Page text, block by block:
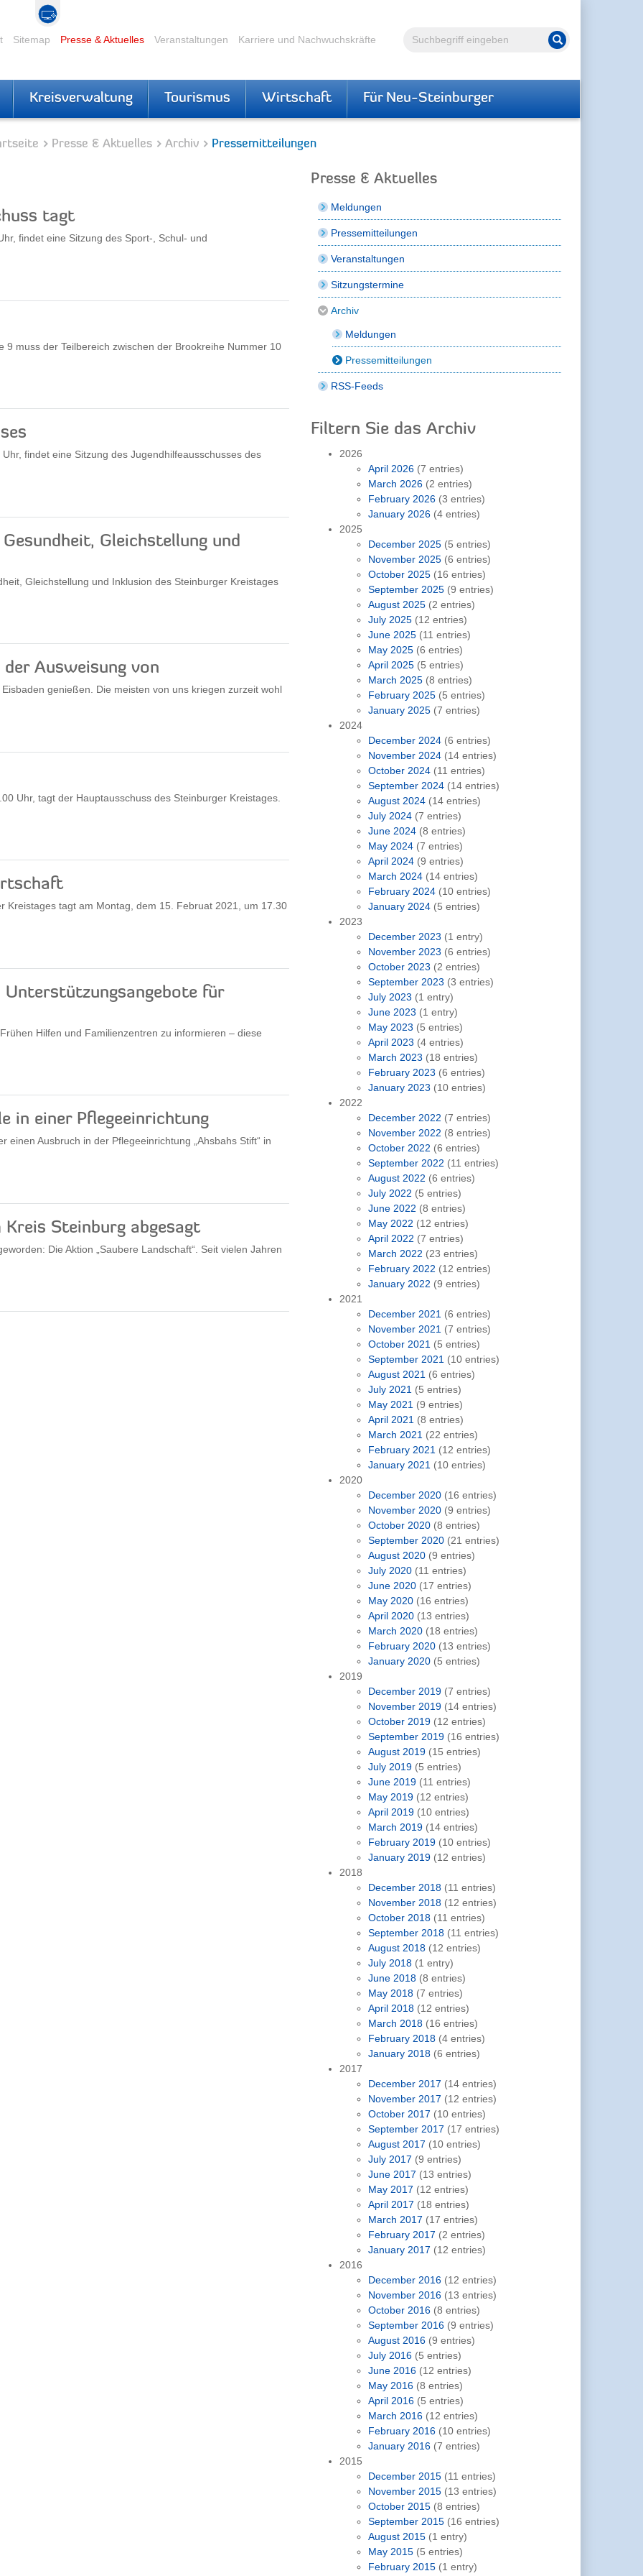
Volltextsuche Suche starten
Sitemap Presse & Aktuelles Veranstaltungen Karriere und Nachwuchskräfte
Kreisverwaltung Tourismus Wirtschaft Für Neu-Steinburger
Presse & Aktuelles Archiv Pressemitteilungen
tagt
findet eine Sitzung des Sport-, Schul- und
muss der Teilbereich zwischen der Brookreihe Nummer 10
findet eine Sitzung des Jugendhilfeausschusses des
Gleichstellung und
Gleichstellung und Inklusion des Steinburger Kreistages
Ausweisung von
genießen. Die meisten von uns kriegen zurzeit wohl
Uhr, tagt der Hauptausschuss des Steinburger Kreistages.
Kreistages tagt am Montag, dem 15. Februat 2021, um 17.30
für
Hilfen und Familienzentren zu informieren – diese
in einer Pflegeeinrichtung
Ausbruch in der Pflegeeinrichtung „Ahsbahs Stift“ in
Steinburg abgesagt
Die Aktion „Saubere Landschaft“. Seit vielen Jahren
Presse & Aktuelles
Meldungen
Pressemitteilungen
Veranstaltungen
Sitzungstermine
Archiv
Meldungen
Pressemitteilungen
RSS-Feeds
Filtern Sie das Archiv
2026
April 2026 (7 entries)
March 2026 (2 entries)
February 2026 (3 entries)
January 2026 (4 entries)
2025
December 2025 (5 entries)
November 2025 (6 entries)
October 2025 (16 entries)
September 2025 (9 entries)
August 2025 (2 entries)
July 2025 (12 entries)
June 2025 (11 entries)
May 2025 (6 entries)
April 2025 (5 entries)
March 2025 (8 entries)
February 2025 (5 entries)
January 2025 (7 entries)
2024
December 2024 (6 entries)
November 2024 (14 entries)
October 2024 (11 entries)
September 2024 (14 entries)
August 2024 (14 entries)
July 2024 (7 entries)
June 2024 (8 entries)
May 2024 (7 entries)
April 2024 (9 entries)
March 2024 (14 entries)
February 2024 (10 entries)
January 2024 (5 entries)
2023
December 2023 (1 entry)
November 2023 (6 entries)
October 2023 (2 entries)
September 2023 (3 entries)
July 2023 (1 entry)
June 2023 (1 entry)
May 2023 (5 entries)
April 2023 (4 entries)
March 2023 (18 entries)
February 2023 (6 entries)
January 2023 (10 entries)
2022
December 2022 (7 entries)
November 2022 (8 entries)
October 2022 (6 entries)
September 2022 (11 entries)
August 2022 (6 entries)
July 2022 (5 entries)
June 2022 (8 entries)
May 2022 (12 entries)
April 2022 (7 entries)
March 2022 (23 entries)
February 2022 (12 entries)
January 2022 (9 entries)
2021
December 2021 (6 entries)
November 2021 (7 entries)
October 2021 (5 entries)
September 2021 (10 entries)
August 2021 (6 entries)
July 2021 (5 entries)
May 2021 (9 entries)
April 2021 (8 entries)
March 2021 (22 entries)
February 2021 (12 entries)
January 2021 (10 entries)
2020
December 2020 (16 entries)
November 2020 (9 entries)
October 2020 (8 entries)
September 2020 (21 entries)
August 2020 (9 entries)
July 2020 (11 entries)
June 2020 (17 entries)
May 2020 (16 entries)
April 2020 (13 entries)
March 2020 (18 entries)
February 2020 (13 entries)
January 2020 (5 entries)
2019
December 2019 (7 entries)
November 2019 (14 entries)
October 2019 (12 entries)
September 2019 (16 entries)
August 2019 (15 entries)
July 2019 (5 entries)
June 2019 (11 entries)
May 2019 (12 entries)
April 2019 (10 entries)
March 2019 (14 entries)
February 2019 (10 entries)
January 2019 (12 entries)
2018
December 2018 (11 entries)
November 2018 (12 entries)
October 2018 (11 entries)
September 2018 (11 entries)
August 2018 (12 entries)
July 2018 (1 entry)
June 2018 (8 entries)
May 2018 (7 entries)
April 2018 (12 entries)
March 2018 (16 entries)
February 2018 (4 entries)
January 2018 (6 entries)
2017
December 2017 (14 entries)
November 2017 (12 entries)
October 2017 (10 entries)
September 2017 (17 entries)
August 2017 (10 entries)
July 2017 (9 entries)
June 2017 (13 entries)
May 2017 (12 entries)
April 2017 (18 entries)
March 2017 (17 entries)
February 2017 (2 entries)
January 2017 (12 entries)
2016
December 2016 (12 entries)
November 2016 (13 entries)
October 2016 (8 entries)
September 2016 (9 entries)
August 2016 (9 entries)
July 2016 (5 entries)
June 2016 (12 entries)
May 2016 (8 entries)
April 2016 (5 entries)
March 2016 (12 entries)
February 2016 (10 entries)
January 2016 (7 entries)
2015
December 2015 (11 entries)
November 2015 (13 entries)
October 2015 (8 entries)
September 2015 (16 entries)
August 2015 (1 entry)
May 2015 (5 entries)
February 2015 (1 entry)